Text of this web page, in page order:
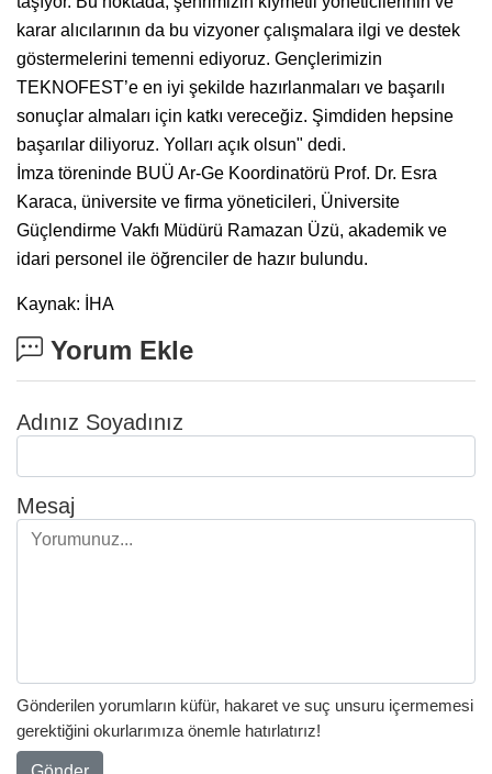
karar alıcılarının da bu vizyoner çalışmalara ilgi ve destek
göstermelerini temenni ediyoruz. Gençlerimizin
TEKNOFEST’e en iyi şekilde hazırlanmaları ve başarılı
sonuçlar almaları için katkı vereceğiz. Şimdiden hepsine
başarılar diliyoruz. Yolları açık olsun" dedi.
İmza töreninde BUÜ Ar-Ge Koordinatörü Prof. Dr. Esra
Karaca, üniversite ve firma yöneticileri, Üniversite
Güçlendirme Vakfı Müdürü Ramazan Üzü, akademik ve
idari personel ile öğrenciler de hazır bulundu.
Kaynak: İHA
Yorum Ekle
Adınız Soyadınız
Mesaj
Gönderilen yorumların küfür, hakaret ve suç unsuru içermemesi
gerektiğini okurlarımıza önemle hatırlatırız!